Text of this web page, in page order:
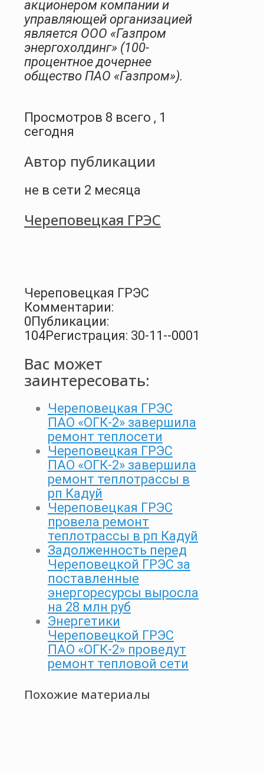
акционером компании и
управляющей организацией
является ООО «Газпром
энергохолдинг» (100-
процентное дочернее
общество ПАО «Газпром»).
Просмотров 8 всего , 1
сегодня
Автор публикации
не в сети 2 месяца
Череповецкая ГРЭС
Череповецкая ГРЭС
Комментарии:
0Публикации:
104Регистрация: 30-11--0001
Вас может
заинтересовать:
Череповецкая ГРЭС
ПАО «ОГК-2» завершила
ремонт теплосети
Череповецкая ГРЭС
ПАО «ОГК-2» завершила
ремонт теплотрассы в
рп Кадуй
Череповецкая ГРЭС
провела ремонт
теплотрассы в рп Кадуй
Задолженность перед
Череповецкой ГРЭС за
поставленные
энергоресурсы выросла
на 28 млн руб
Энергетики
Череповецкой ГРЭС
ПАО «ОГК-2» проведут
ремонт тепловой сети
Похожие материалы